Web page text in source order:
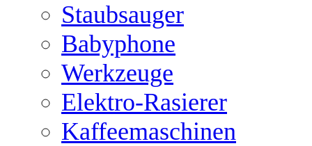
Staubsauger
Babyphone
Werkzeuge
Elektro-Rasierer
Kaffeemaschinen